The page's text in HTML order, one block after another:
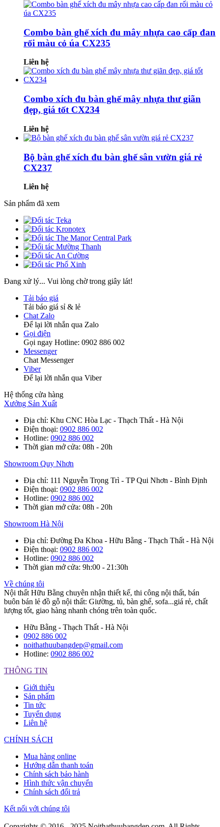
Combo bàn ghế xích đu mây nhựa cao cấp đan
rối màu cỏ úa CX235
Liên hệ
Combo xích đu bàn ghế mây nhựa thư giãn
đẹp, giá tốt CX234
Liên hệ
Bộ bàn ghế xích đu bàn ghế sân vườn giá rẻ
CX237
Liên hệ
Sản phẩm đã xem
Đang xử lý... Vui lòng chờ trong giây lát!
Tải báo giá
Tải báo giá sỉ & lẻ
Chat Zalo
Để lại lời nhắn qua Zalo
Gọi điện
Gọi ngay Hotline: 0902 886 002
Messenger
Chat Messenger
Viber
Để lại lời nhắn qua Viber
Hệ thống cửa hàng
Xưởng Sản Xuất
Địa chỉ: Khu CNC Hòa Lạc - Thạch Thất - Hà Nội
Điện thoại: 0902 886 002
Hotline: 0902 886 002
Thời gian mở cửa: 08h - 20h
Showroom Quy Nhơn
Địa chỉ: 111 Nguyễn Trọng Trì - TP Qui Nhơn - Bình Định
Điện thoại: 0902 886 002
Hotline: 0902 886 002
Thời gian mở cửa: 08h - 20h
Showroom Hà Nội
Địa chỉ: Đường Đa Khoa - Hữu Bằng - Thạch Thất - Hà Nội
Điện thoại: 0902 886 002
Hotline: 0902 886 002
Thời gian mở cửa: 9h:00 - 21:30h
Về chúng tôi
Nội thất Hữu Bằng chuyên nhận thiết kế, thi công nội thất, bán
buôn bán lẻ đồ gỗ nội thất: Giường, tủ, bàn ghế, sofa...giá rẻ, chất
lượng tốt, giao hàng nhanh chóng trên toàn quốc.
Hữu Bằng - Thạch Thất - Hà Nội
0902 886 002
noithathuubangdep@gmail.com
Hotline: 0902 886 002
THÔNG TIN
Giới thiệu
Sản phẩm
Tin tức
Tuyển dụng
Liên hệ
CHÍNH SÁCH
Mua hàng online
Hướng dẫn thanh toán
Chính sách bảo hành
Hình thức vận chuyển
Chính sách đổi trả
Kết nối với chúng tôi